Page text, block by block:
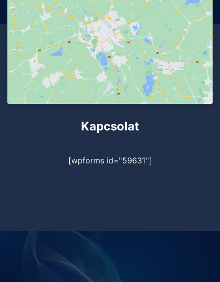
Kapcsolat
[wpforms id="59631"]